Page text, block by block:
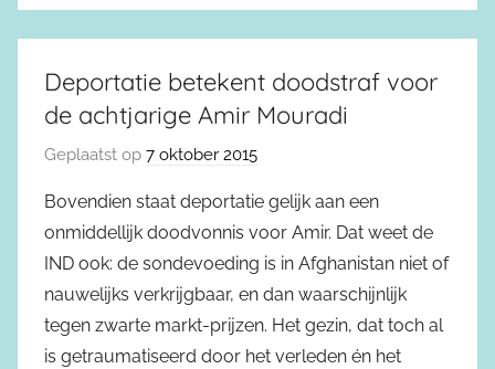
Deportatie betekent doodstraf voor
de achtjarige Amir Mouradi
Geplaatst op 7 oktober 2015
Bovendien staat deportatie gelijk aan een
onmiddellijk doodvonnis voor Amir. Dat weet de
IND ook: de sondevoeding is in Afghanistan niet of
nauwelijks verkrijgbaar, en dan waarschijnlijk
tegen zwarte markt-prijzen. Het gezin, dat toch al
is getraumatiseerd door het verleden én het